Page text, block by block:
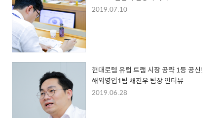
2019.07.10
현대로템 유럽 트램 시장 공략 1등 공신!
해외영업1팀 채진우 팀장 인터뷰
2019.06.28